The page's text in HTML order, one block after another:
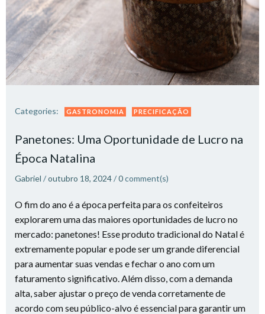
Categories: GASTRONOMIA PRECIFICAÇÃO
Panetones: Uma Oportunidade de Lucro na
Época Natalina​
Gabriel /outubro 18, 2024/0comment(s)
O fim do ano é a época perfeita para os confeiteiros
explorarem uma das maiores oportunidades de lucro no
mercado: panetones! Esse produto tradicional do Natal é
extremamente popular e pode ser um grande diferencial
para aumentar suas vendas e fechar o ano com um
faturamento significativo. Além disso, com a demanda
alta, saber ajustar o preço de venda corretamente de
acordo com seu público-alvo é essencial para garantir um